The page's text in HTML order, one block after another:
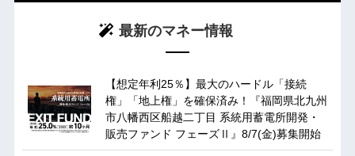
最新のマネー情報
【想定年利25％】最大のハードル「接続
権」「地上権」を確保済み！『福岡県北九州
市八幡西区船越二丁目 系統用蓄電所開発・
販売ファンド フェーズⅡ』8/7(金)募集開始